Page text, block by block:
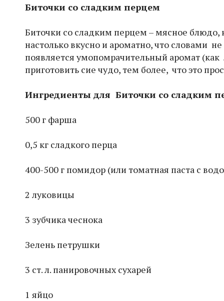
Биточки со сладким перцем
Биточки со сладким перцем – мясное
настолько вкусно и ароматно, что словами
появляется умопомрачительный аромат
приготовить сие чудо, тем более, что это
Ингредиенты для Биточки со сладким
500 г фарша
0,5 кг сладкого перца
400-500 г помидор (или томатная паста с
2 луковицы
3 зубчика чеснока
Зелень петрушки
3 ст. л. панировочных сухарей
1 яйцо